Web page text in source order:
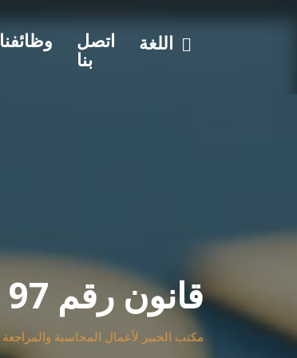
وظائفنا
اتصل
بنا
اللغة
قانون رقم 97 لسنة 2018
مكتب الخبير لأعمال المحاسبة والمراجعة